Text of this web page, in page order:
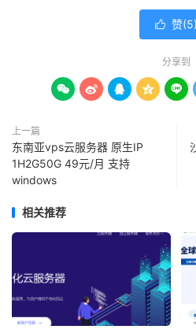
 赞(5)
分享到
    
上一篇
东南亚vps云服务器 原生IP
1H2G50G 49元/月 支持
windows
相关推荐